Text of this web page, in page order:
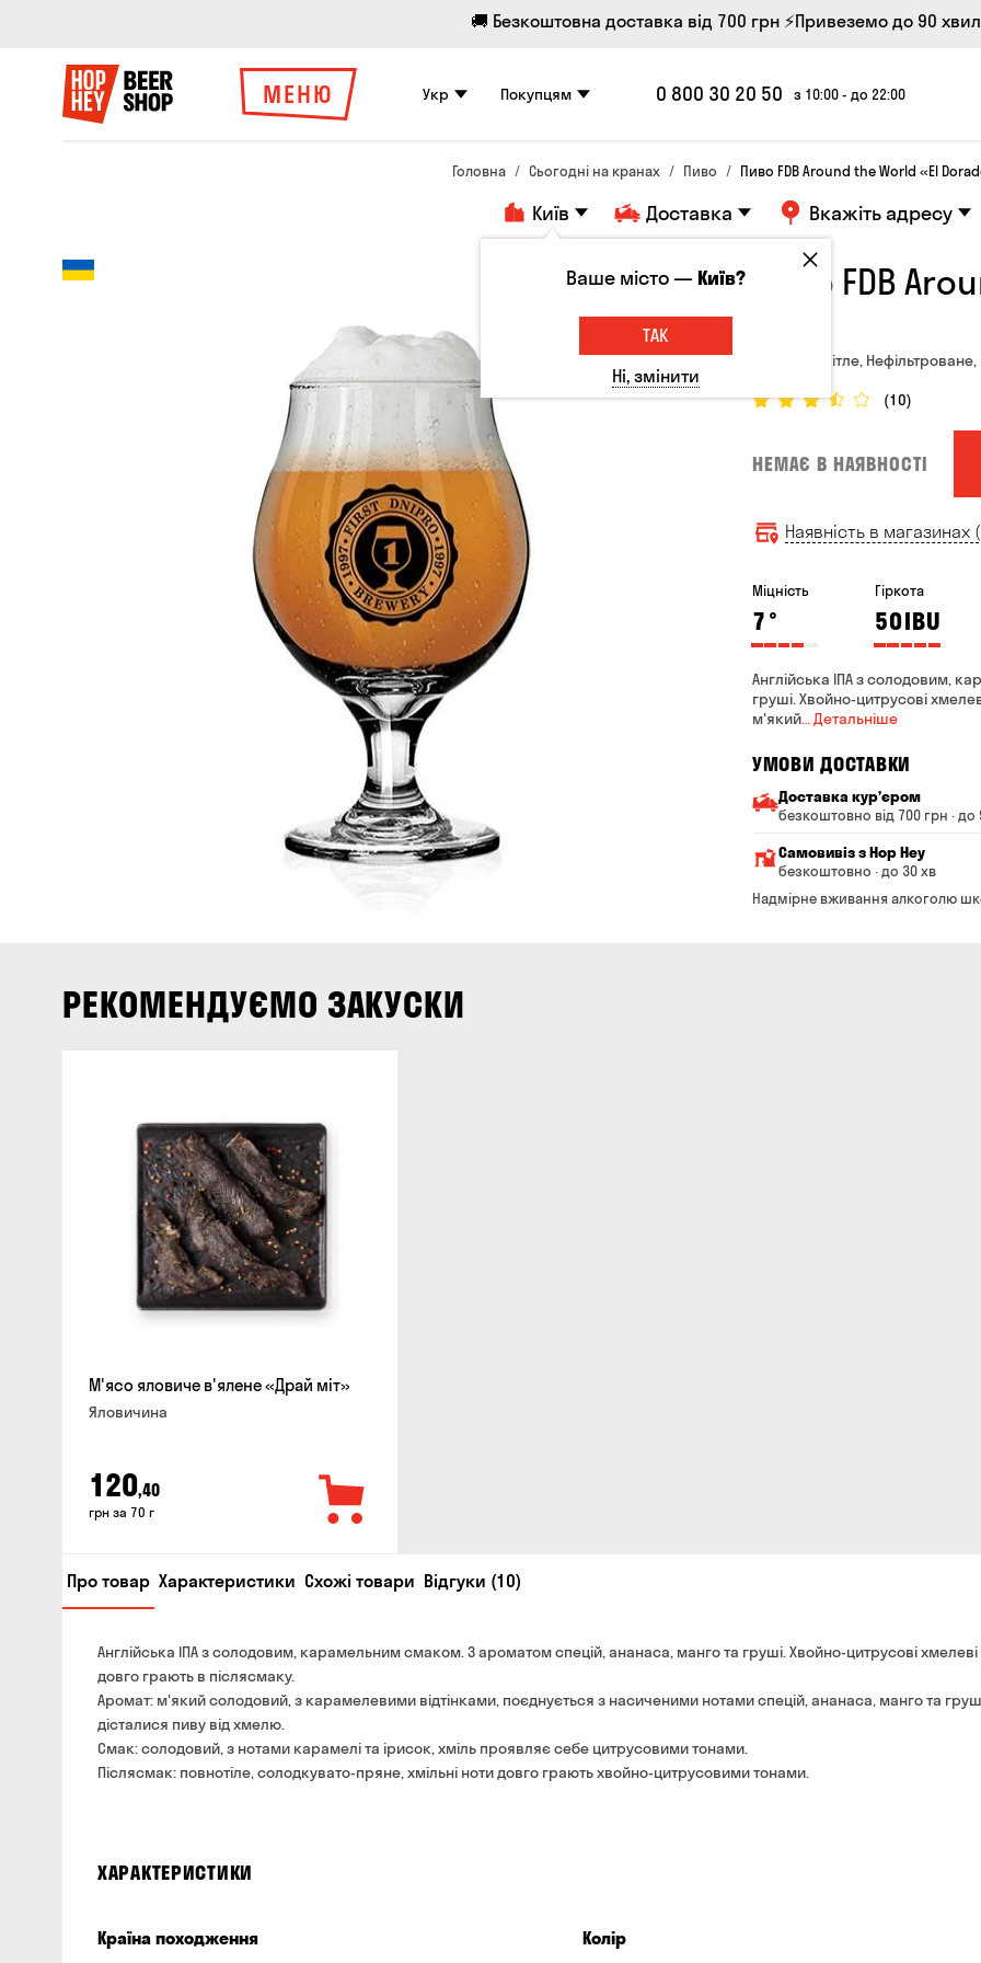
🚚 Безкоштовна доставка від 700 грн ⚡Привеземо до 90
МЕНЮ Укр Покупцям 0 800 30 20 50 з 10:00 - до 22:00
Головна Сьогодні на кранах Пиво Пиво FDB Around the World «El
Київ Доставка Вкажіть адресу
Пиво FDB
Україна, Світле, Нефільтроване,
(10)
НЕМАЄ В НАЯВНОСТІ
Наявність в магазинах
Міцність
7°
Гіркота
50IBU
Англійська ІПА з солодовим,
груші. Хвойно-цитрусові
м'який… Детальніше
УМОВИ ДОСТАВКИ
Доставка курʼєром
безкоштовно від 700 грн · до
Мінімальна сума всього
Вартість доставки
Від 200 до 299 грн
Самовивіз з Hop Hey
безкоштовно · до 30 хв
Мінімальна сума
Надмірне вживання алкоголю
РЕКОМЕНДУЄМО ЗАКУСКИ
М'ясо яловиче в'ялене «Драй міт»
Яловичина
120,40
грн за 70 г
Про товар Характеристики Схожі товари Відгуки (10)
Англійська ІПА з солодовим, карамельним смаком. З ароматом спецій, ананаса, манго та груші. Хвойно-цитрусові хмелеві
довго грають в післясмаку.
Аромат: м'який солодовий, з карамелевими відтінками, поєднується з насиченими нотами спецій, ананаса, манго та
дісталися пиву від хмелю.
Смак: солодовий, з нотами карамелі та ірисок, хміль проявляє себе цитрусовими тонами.
Післясмак: повнотіле, солодкувато-пряне, хмільні ноти довго грають хвойно-цитрусовими тонами.
ХАРАКТЕРИСТИКИ
Країна походження Колір
Ваше місто —Київ?
ТАК
Ні, змінити